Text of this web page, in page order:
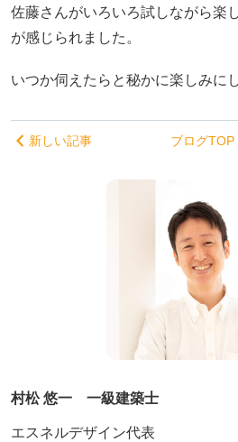
佐藤さんがいろいろ試しながら楽
が感じられました。
いつか伺えたらと秘かに楽しみに
新しい記事 ブログTOP
村松 悠一 一級建築士
エスネルデザイン代表